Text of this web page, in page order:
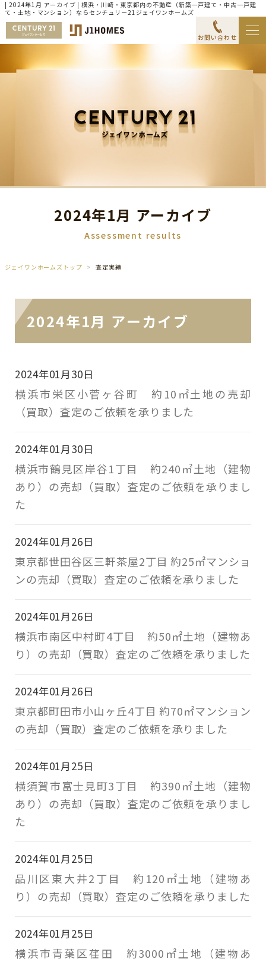
| 2024年1月 アーカイブ | 横浜・川崎・東京都内の不動産（新築一戸建て・中古一戸建
て・土地・マンション）ならセンチュリー21ジェイワンホームズ
お問い合わせ
2024年1月 アーカイブ
Assessment results
ジェイワンホームズトップ 査定実績
2024年1月 アーカイブ
2024年01月30日
横浜市栄区小菅ヶ谷町 約10㎡土地の売却
（買取）査定のご依頼を承りました
2024年01月30日
横浜市鶴見区岸谷1丁目 約240㎡土地（建物
あり）の売却（買取）査定のご依頼を承りまし
た
2024年01月26日
東京都世田谷区三軒茶屋2丁目 約25㎡マンショ
ンの売却（買取）査定のご依頼を承りました
2024年01月26日
横浜市南区中村町4丁目 約50㎡土地（建物あ
り）の売却（買取）査定のご依頼を承りました
2024年01月26日
東京都町田市小山ヶ丘4丁目 約70㎡マンション
の売却（買取）査定のご依頼を承りました
2024年01月25日
横須賀市富士見町3丁目 約390㎡土地（建物
あり）の売却（買取）査定のご依頼を承りまし
た
2024年01月25日
品川区東大井2丁目 約120㎡土地（建物あ
り）の売却（買取）査定のご依頼を承りました
2024年01月25日
横浜市青葉区荏田 約3000㎡土地（建物あ